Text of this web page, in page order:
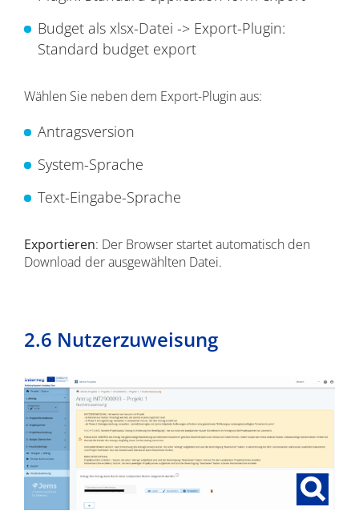
Budget als xlsx-Datei -> Export-Plugin:
Standard budget export
Wählen Sie neben dem Export-Plugin aus:
Antragsversion
System-Sprache
Text-Eingabe-Sprache
Exportieren: Der Browser startet automatisch den
Download der ausgewählten Datei.
2.6 Nutzerzuweisung